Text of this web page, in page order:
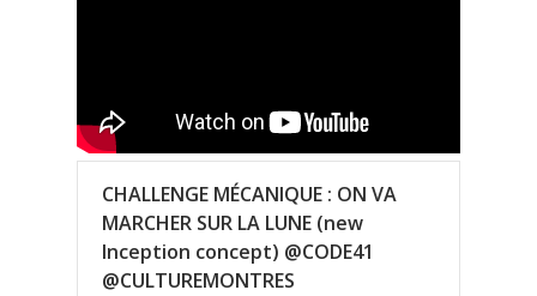
CHALLENGE MÉCANIQUE : ON VA
MARCHER SUR LA LUNE (new
Inception concept) @CODE41
@CULTUREMONTRES